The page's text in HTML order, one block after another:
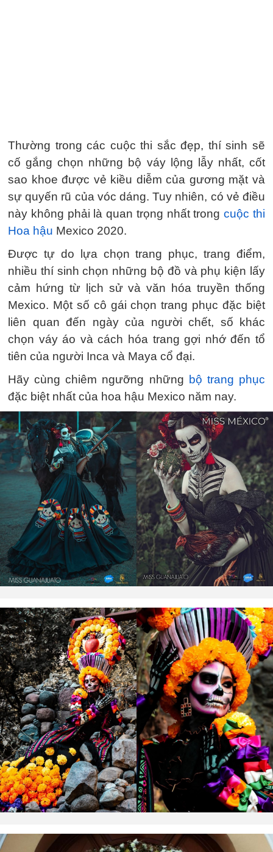
Thường trong các cuộc thi sắc đẹp, thí sinh sẽ
cố gắng chọn những bộ váy lộng lẫy nhất, cốt
sao khoe được vẻ kiều diễm của gương mặt và
sự quyến rũ của vóc dáng. Tuy nhiên, có vẻ điều
này không phải là quan trọng nhất trongcuộc thi
Hoa hậu Mexico 2020.
Được tự do lựa chọn trang phục, trang điểm,
nhiều thí sinh chọn những bộ đồ và phụ kiện lấy
cảm hứng từ lịch sử và văn hóa truyền thống
Mexico. Một số cô gái chọn trang phục đặc biệt
liên quan đến ngày của người chết, số khác
chọn váy áo và cách hóa trang gợi nhớ đến tổ
tiên của người Inca và Maya cổ đại.
Hãy cùng chiêm ngưỡng những bộ trang phục
đặc biệt nhất của hoa hậu Mexico năm nay.